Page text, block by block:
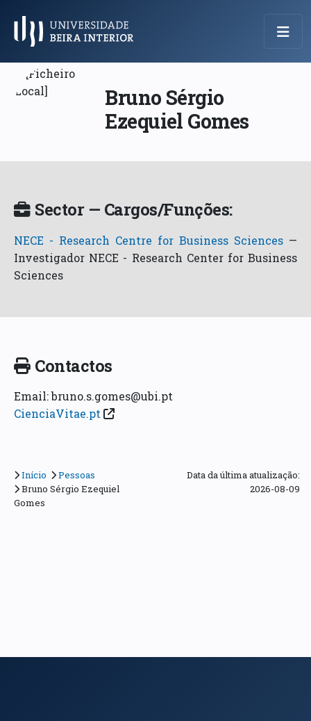
Menu Principal
Bruno Sérgio
Ezequiel Gomes
Sector — Cargos/Funções:
NECE - Research Centre for Business Sciences —
Investigador NECE - Research Center for Business
Sciences
Contactos
Email: bruno.s.gomes@ubi.pt
CienciaVitae.pt
Início
Pessoas
Bruno Sérgio Ezequiel
Gomes
Data da última atualização:
2026-08-09